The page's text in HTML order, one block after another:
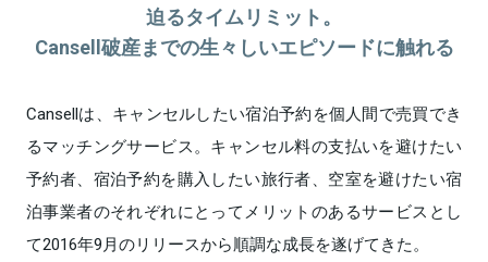
迫るタイムリミット。
Cansell破産までの生々しいエピソードに触れる
Cansellは、キャンセルしたい宿泊予約を個人間で売買でき
るマッチングサービス。キャンセル料の支払いを避けたい
予約者、宿泊予約を購入したい旅行者、空室を避けたい宿
泊事業者のそれぞれにとってメリットのあるサービスとし
て2016年9月のリリースから順調な成長を遂げてきた。